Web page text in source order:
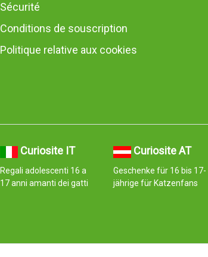
Sécurité
Conditions de souscription
Politique relative aux cookies
Curiosite IT
Regali adolescenti 16 a
17 anni amanti dei gatti
Curiosite AT
Geschenke für 16 bis 17-
jährige für Katzenfans